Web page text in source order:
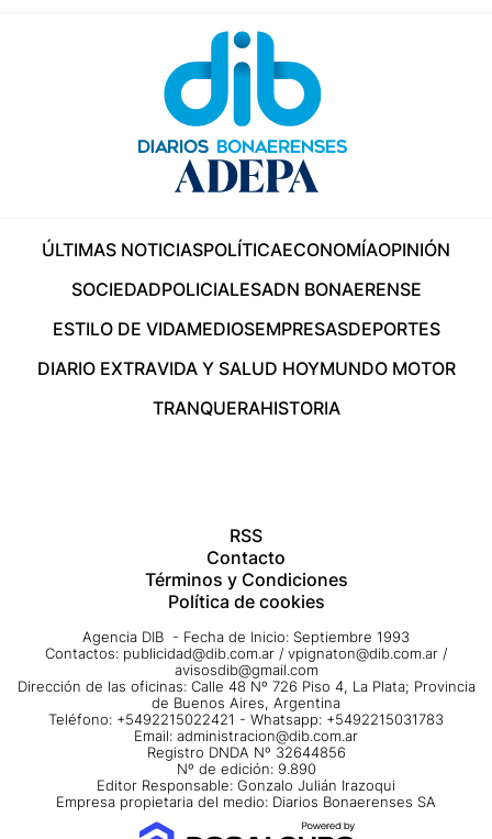
ÚLTIMAS NOTICIASPOLÍTICAECONOMÍAOPINIÓN
SOCIEDADPOLICIALESADN BONAERENSE
ESTILO DE VIDAMEDIOSEMPRESASDEPORTES
DIARIO EXTRAVIDA Y SALUD HOYMUNDO MOTOR
TRANQUERAHISTORIA
RSS
Contacto
Términos y Condiciones
Política de cookies
Agencia DIB - Fecha de Inicio: Septiembre 1993
Contactos: publicidad@dib.com.ar / vpignaton@dib.com.ar /
avisosdib@gmail.com
Dirección de las oficinas: Calle 48 Nº 726 Piso 4, La Plata; Provincia
de Buenos Aires, Argentina
Teléfono: +5492215022421 - Whatsapp: +5492215031783
Email: administracion@dib.com.ar
Registro DNDA Nº 32644856
Nº de edición: 9.890
Editor Responsable: Gonzalo Julián Irazoqui
Empresa propietaria del medio: Diarios Bonaerenses SA